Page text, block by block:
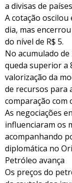
a divisas de
A cotação oscilou
dia, mas
do nível de R$ 5.
No acumulado
queda superior a
valorização da
de recursos para
comparação com
As negociações
influenciaram os
acompanhando
diplomática no
Petróleo avança
Os preços do